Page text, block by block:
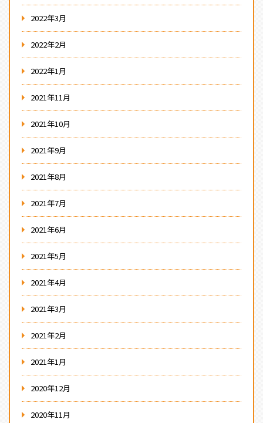
2022年3月
2022年2月
2022年1月
2021年11月
2021年10月
2021年9月
2021年8月
2021年7月
2021年6月
2021年5月
2021年4月
2021年3月
2021年2月
2021年1月
2020年12月
2020年11月